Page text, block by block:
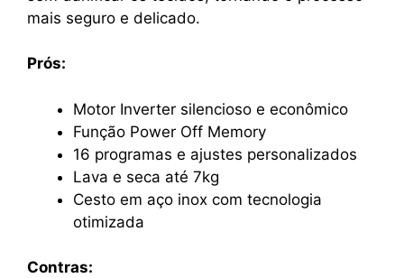
mais seguro e delicado.
Prós:
Motor Inverter silencioso e econômico
Função Power Off Memory
16 programas e ajustes personalizados
Lava e seca até 7kg
Cesto em aço inox com tecnologia
otimizada
Contras: